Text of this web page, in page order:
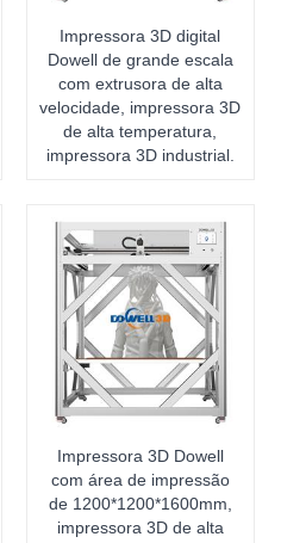
Impressora 3D digital
Dowell de grande escala
com extrusora de alta
velocidade, impressora 3D
de alta temperatura,
impressora 3D industrial.
Impressora 3D Dowell
com área de impressão
de 1200*1200*1600mm,
impressora 3D de alta